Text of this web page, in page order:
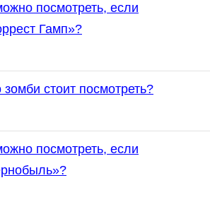
посмотреть, если
Гамп»?
стоит посмотреть?
посмотреть, если